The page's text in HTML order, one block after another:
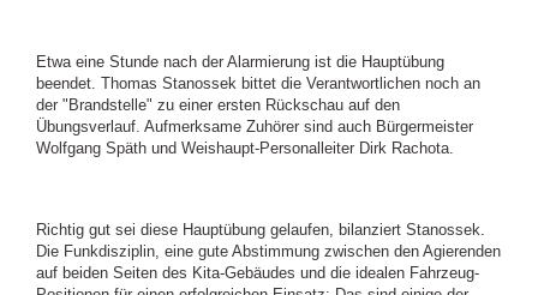
Etwa eine Stunde nach der Alarmierung ist die Hauptübung
beendet. Thomas Stanossek bittet die Verantwortlichen noch an
der "Brandstelle" zu einer ersten Rückschau auf den
Übungsverlauf. Aufmerksame Zuhörer sind auch Bürgermeister
Wolfgang Späth und Weishaupt-Personalleiter Dirk Rachota.
Richtig gut sei diese Hauptübung gelaufen, bilanziert Stanossek.
Die Funkdisziplin, eine gute Abstimmung zwischen den Agierenden
auf beiden Seiten des Kita-Gebäudes und die idealen Fahrzeug-